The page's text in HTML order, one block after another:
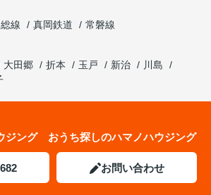
線 真岡鉄道
常磐線
大田郷 折本 玉戸 新治
川島
ジング おうち探しのハマノハウジング
お問い合わせ